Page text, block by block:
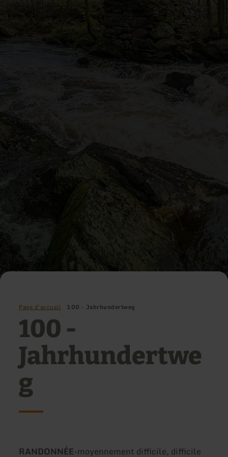
Page d'accueil 100 - Jahrhundertweg
100 -
Jahrhundertwe
g
Type
RANDONNÉE-Difficulté:
moyennement difficile, difficile